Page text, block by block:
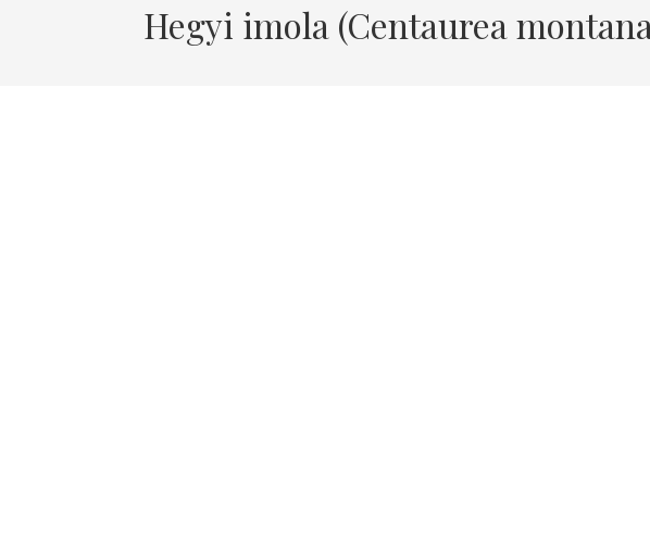
Hegyi imola (Centaurea